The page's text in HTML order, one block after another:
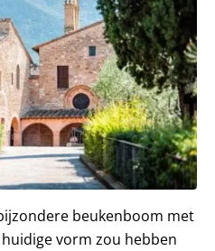
beukenboom met
vorm zou hebben